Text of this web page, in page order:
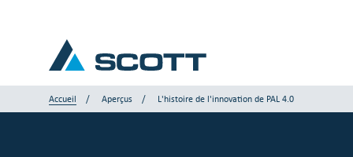
Accueil Aperçus L'histoire de l'innovation de PAL 4.0